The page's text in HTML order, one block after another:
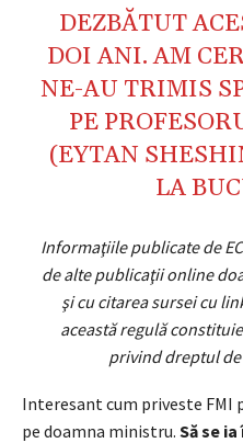
DEZBĂTUT
DOI ANI. AM
NE-AU TRIMIS
PE
(EYTAN
LA
Informaţiile publicate de
de alte publicaţii online
şi cu citarea sursei cu
această regulă
privind dreptul
Interesant cum priveste FMI
pe doamna ministru. Să se